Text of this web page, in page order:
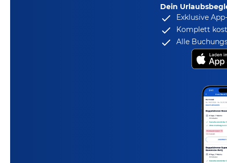
Dein
Exklusive
Komplett
Alle